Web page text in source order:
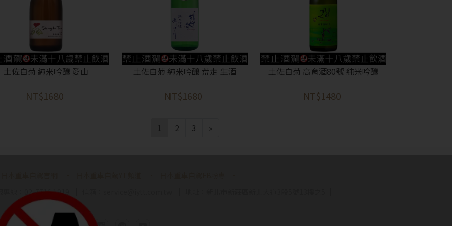
土佐白菊 純米吟釀 愛山
NT$1680
土佐白菊 純米吟釀 荒走 生酒
NT$1680
土佐白菊 高育酒80號 純米吟釀
NT$1480
1 2 3 »
專線：02-7716 1919